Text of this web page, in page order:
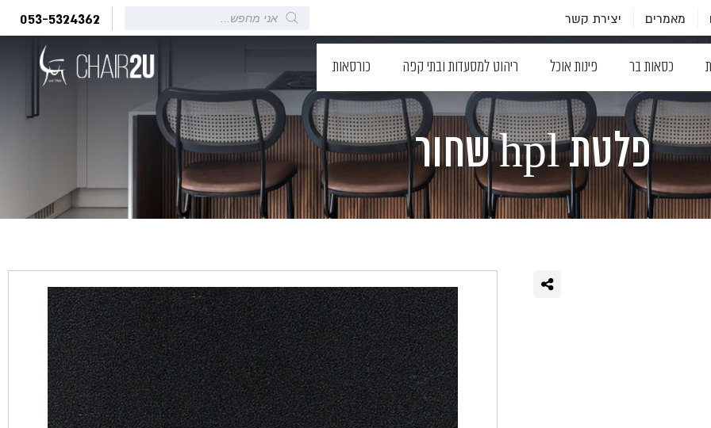
מאמרים יצירת קשר
Products
search
053-5324362
כסאות בר פינות אוכל ריהוט למסעדות ובתי קפה כורסאות
פלטת hpl שחור